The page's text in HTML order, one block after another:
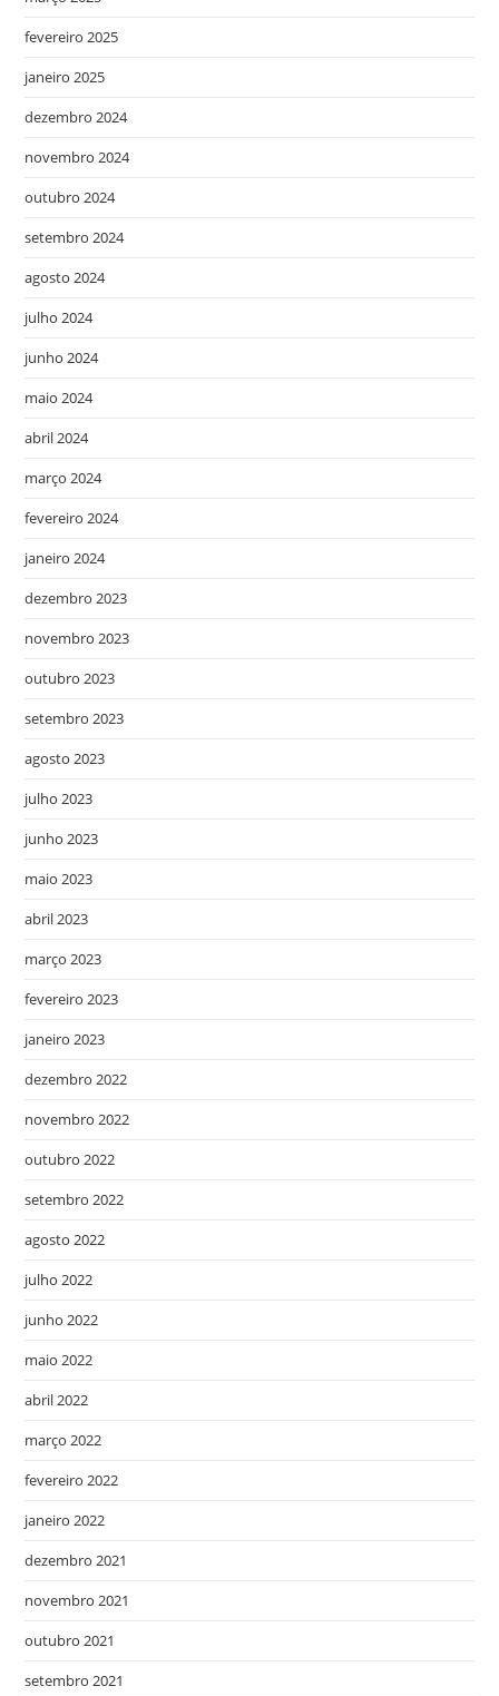
fevereiro 2025
janeiro 2025
dezembro 2024
novembro 2024
outubro 2024
setembro 2024
agosto 2024
julho 2024
junho 2024
maio 2024
abril 2024
março 2024
fevereiro 2024
janeiro 2024
dezembro 2023
novembro 2023
outubro 2023
setembro 2023
agosto 2023
julho 2023
junho 2023
maio 2023
abril 2023
março 2023
fevereiro 2023
janeiro 2023
dezembro 2022
novembro 2022
outubro 2022
setembro 2022
agosto 2022
julho 2022
junho 2022
maio 2022
abril 2022
março 2022
fevereiro 2022
janeiro 2022
dezembro 2021
novembro 2021
outubro 2021
setembro 2021